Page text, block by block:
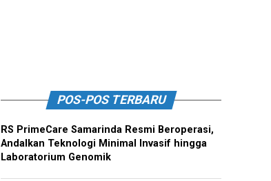
POS-POS TERBARU
RS PrimeCare Samarinda Resmi Beroperasi,
Andalkan Teknologi Minimal Invasif hingga
Laboratorium Genomik